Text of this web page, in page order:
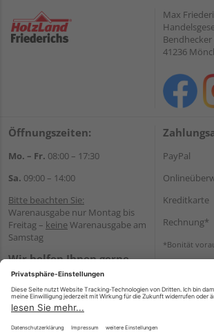
Max
Bendhecker
41236
Öffnungszeiten:
Mo. – Fr. 08:00 – 17:30
Sa. 09:00 – 14:00
Bitte beachten Sie:
Warenausgabe nur Montag bis
Freitag – keineWarenausgabe am
Samstag
Wir helfen Ihnen gerne
weiter
Tel.:+49 2166 9199137
E-Mail:holzland-
shop@friederichs-gmbh.de
PayPal
Kreditkarte
Rechnung*
*Bonität